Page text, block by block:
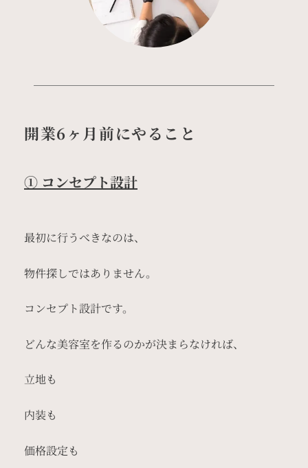
開業6ヶ月前にやること
① コンセプト設計
最初に行うべきなのは、
物件探しではありません。
コンセプト設計です。
どんな美容室を作るのかが決まらなければ、
立地も
内装も
価格設定も